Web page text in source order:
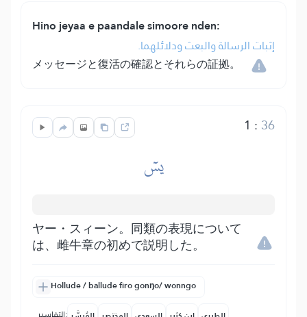
Hino jeyaa e paandale simoore nden:
إثبات الرسالة والبعث ودلائلهما.
メッセージと復活の確認とそれらの証拠。
1 : 36
يسٓ
ヤー・スィーン。同類の表現について
は、雌牛章の初めで説明した。
Hollude / ballude firo gonŋo/ wonngo